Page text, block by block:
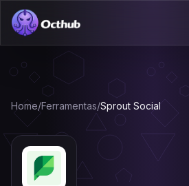
Home/Ferramentas/Sprout Social